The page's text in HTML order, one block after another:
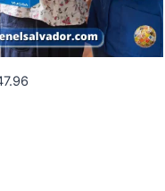
Rango